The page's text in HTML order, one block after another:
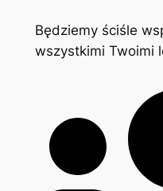
Będziemy ściśle
wszystkimi Twoimi